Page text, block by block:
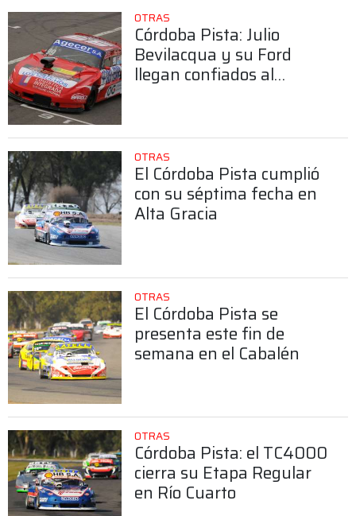
OTRAS
Córdoba Pista: Julio
Bevilacqua y su Ford
llegan confiados al
OTRAS
El Córdoba Pista cumplió
con su séptima fecha en
Alta Gracia
OTRAS
El Córdoba Pista se
presenta este fin de
semana en el Cabalén
OTRAS
Córdoba Pista: el TC4000
cierra su Etapa Regular
en Río Cuarto